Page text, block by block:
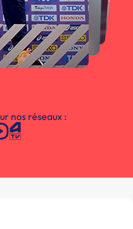
nos réseaux :